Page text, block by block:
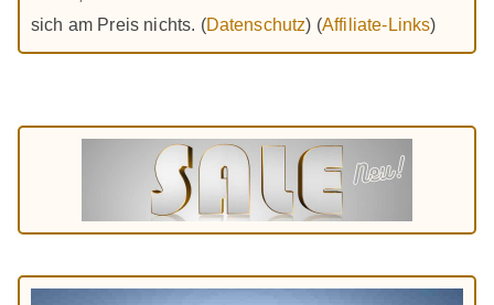
sich am Preis nichts. (Datenschutz) (Affiliate-Links)